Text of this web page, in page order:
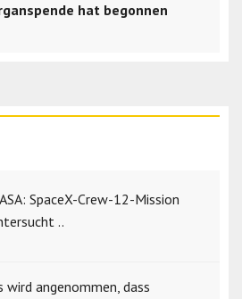
hat begonnen
SpaceX-Crew-12-Mission
..
wird angenommen, dass